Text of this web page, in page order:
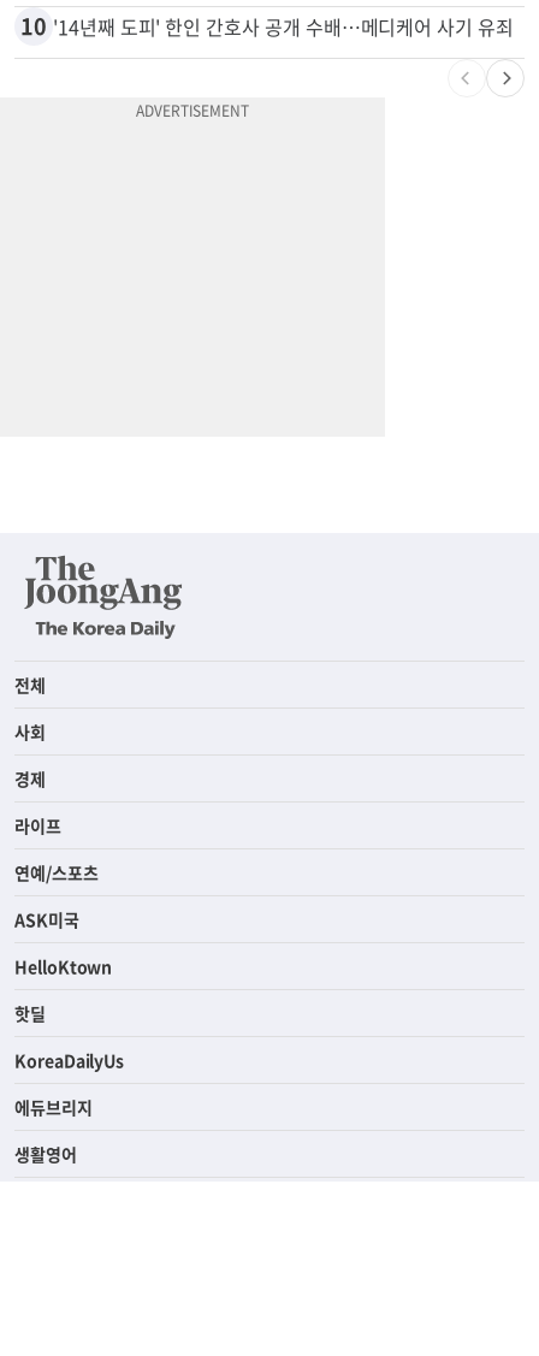
10 '14년째 도피' 한인 간호사 공개 수배…메디케어 사기 유죄
전체
사회
경제
라이프
연예/스포츠
ASK미국
HelloKtown
핫딜
KoreaDailyUs
에듀브리지
생활영어